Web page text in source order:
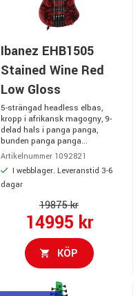
Ibanez EHB1505
Stained Wine Red
Low Gloss
5-strängad headless elbas,
kropp i afrikansk magogny, 9-
delad hals i panga panga,
bunden panga panga...
Artikelnummer 1092821
I webblager. Leveranstid 3-6
dagar
19875 kr
14995 kr
KÖP